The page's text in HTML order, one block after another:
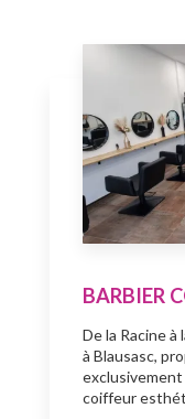
BARBIER
De la Racine
à Blausasc,
exclusivement
coiffeur